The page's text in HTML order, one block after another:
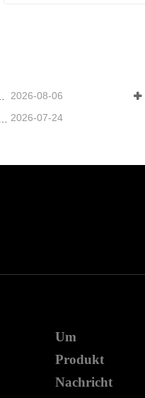
im britischen Stil 2026-08-06
Hersteller für Gartenprojekte im Freien wählen 2026-07-24
Um
Produkt
Nachricht